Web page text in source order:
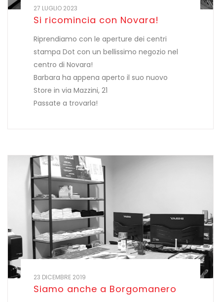
27 LUGLIO 2023
Si ricomincia con Novara!
Riprendiamo con le aperture dei centri
stampa Dot con un bellissimo negozio nel
centro di Novara!
Barbara ha appena aperto il suo nuovo
Store in via Mazzini, 21
Passate a trovarla!
23 DICEMBRE 2019
Siamo anche a Borgomanero